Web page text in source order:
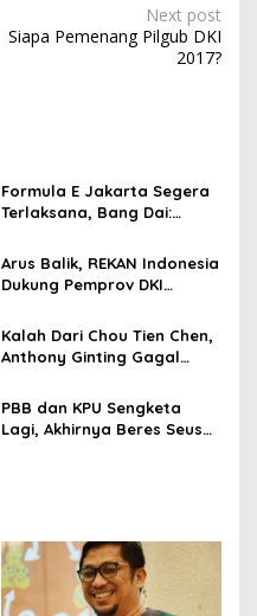
Next post
Siapa Pemenang Pilgub DKI
2017?
Formula E Jakarta Segera
Terlaksana, Bang Dai:
Arus Balik, REKAN Indonesia
Dukung Pemprov DKI
Kalah Dari Chou Tien Chen,
Anthony Ginting Gagal
Final
PBB dan KPU Sengketa
Lagi, Akhirnya Beres Seusai